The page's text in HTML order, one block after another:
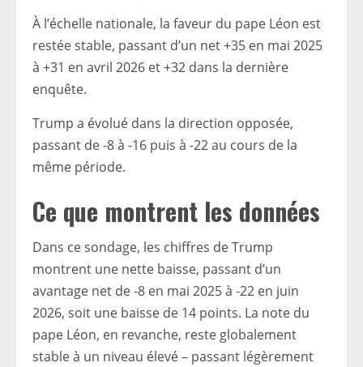
À l’échelle nationale, la faveur du pape Léon est
restée stable, passant d’un net +35 en mai 2025
à +31 en avril 2026 et +32 dans la dernière
enquête.
Trump a évolué dans la direction opposée,
passant de -8 à -16 puis à -22 au cours de la
même période.
Ce que montrent les données
Dans ce sondage, les chiffres de Trump
montrent une nette baisse, passant d’un
avantage net de -8 en mai 2025 à -22 en juin
2026, soit une baisse de 14 points. La note du
pape Léon, en revanche, reste globalement
stable à un niveau élevé – passant légèrement